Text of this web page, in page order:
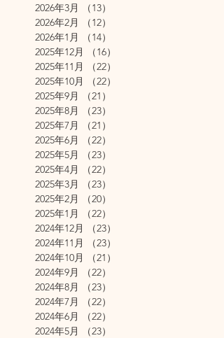
2026年3月
（13）
2026年2月
（12）
2026年1月
（14）
2025年12月
（16）
2025年11月
（22）
2025年10月
（22）
2025年9月
（21）
2025年8月
（23）
2025年7月
（21）
2025年6月
（22）
2025年5月
（23）
2025年4月
（22）
2025年3月
（23）
2025年2月
（20）
2025年1月
（22）
2024年12月
（23）
2024年11月
（23）
2024年10月
（21）
2024年9月
（22）
2024年8月
（23）
2024年7月
（22）
2024年6月
（22）
2024年5月
（23）